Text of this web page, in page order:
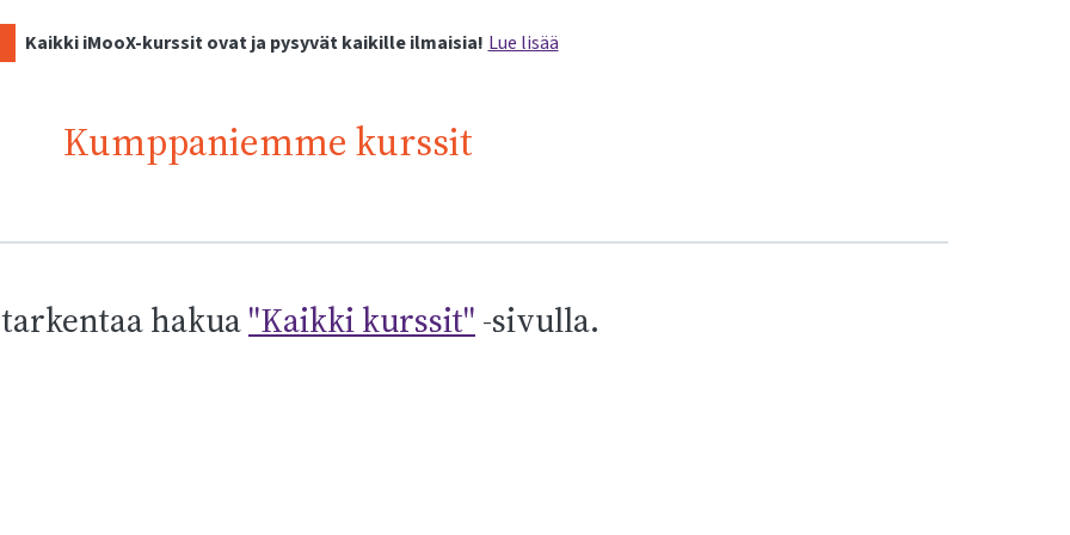
Kaikki iMooX-kurssit ovat ja pysyvät kaikille ilmaisia! Lue lisää
Kumppaniemme kurssit
hakua"Kaikki kurssit" -sivulla.